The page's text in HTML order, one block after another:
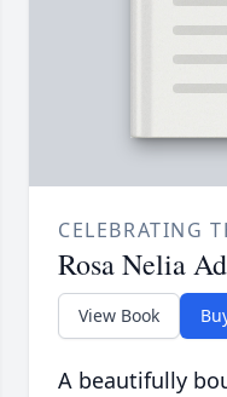
CELEBRATING
Rosa Nelia
View Book
A beautifully